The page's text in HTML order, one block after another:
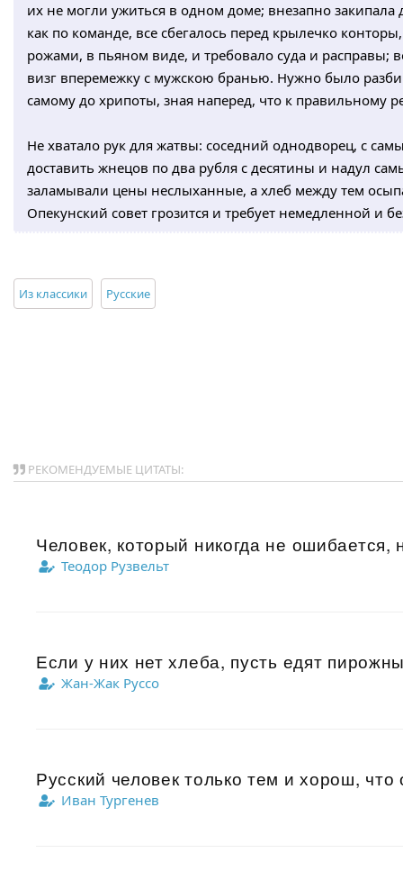
их не могли ужиться в одном доме; внезапно закипала
как по команде, все сбегалось перед крылечко
рожами, в пьяном виде, и требовало суда и
визг вперемежку с мужскою бранью. Нужно было
самому до хрипоты, зная наперед, что к
Не хватало рук для жатвы: соседний однодворец, с
доставить жнецов по два рубля с десятины и надул
заламывали цены неслыханные, а хлеб между тем
Опекунский совет грозится и требует немедленной и
Из классики Русские
РЕКОМЕНДУЕМЫЕ ЦИТАТЫ:
Человек, который никогда не ошибается,
Теодор Рузвельт
Если у них нет хлеба, пусть едят
Жан-Жак Руссо
Русский человек только тем и хорош,
Иван Тургенев